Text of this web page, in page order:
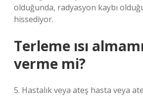
olduğunda, radyasyon kaybı
hissediyor.
Terleme ısı almamı
verme mi?
5. Hastalık veya ateş hasta veya